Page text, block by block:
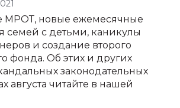
новые ежемесячные
семей с детьми, каникулы
и создание второго
фонда. Об этих и других
законодательных
августа читайте в нашей